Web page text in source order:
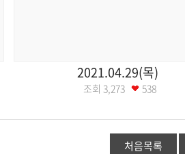
2021.04.29(목)
조회 3,273 538
처음목록